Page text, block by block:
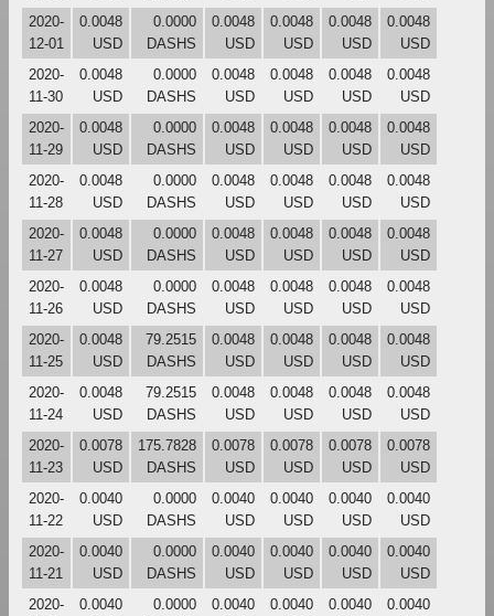
2020-
12-01
0.0048
USD
0.0000
DASHS
0.0048
USD
0.0048
USD
0.0048
USD
0.0048
USD
2020-
11-30
0.0048
USD
0.0000
DASHS
0.0048
USD
0.0048
USD
0.0048
USD
0.0048
USD
2020-
11-29
0.0048
USD
0.0000
DASHS
0.0048
USD
0.0048
USD
0.0048
USD
0.0048
USD
2020-
11-28
0.0048
USD
0.0000
DASHS
0.0048
USD
0.0048
USD
0.0048
USD
0.0048
USD
2020-
11-27
0.0048
USD
0.0000
DASHS
0.0048
USD
0.0048
USD
0.0048
USD
0.0048
USD
2020-
11-26
0.0048
USD
0.0000
DASHS
0.0048
USD
0.0048
USD
0.0048
USD
0.0048
USD
2020-
11-25
0.0048
USD
79.2515
DASHS
0.0048
USD
0.0048
USD
0.0048
USD
0.0048
USD
2020-
11-24
0.0048
USD
79.2515
DASHS
0.0048
USD
0.0048
USD
0.0048
USD
0.0048
USD
2020-
11-23
0.0078
USD
175.7828
DASHS
0.0078
USD
0.0078
USD
0.0078
USD
0.0078
USD
2020-
11-22
0.0040
USD
0.0000
DASHS
0.0040
USD
0.0040
USD
0.0040
USD
0.0040
USD
2020-
11-21
0.0040
USD
0.0000
DASHS
0.0040
USD
0.0040
USD
0.0040
USD
0.0040
USD
2020-
0.0040
0.0000
0.0040
0.0040
0.0040
0.0040